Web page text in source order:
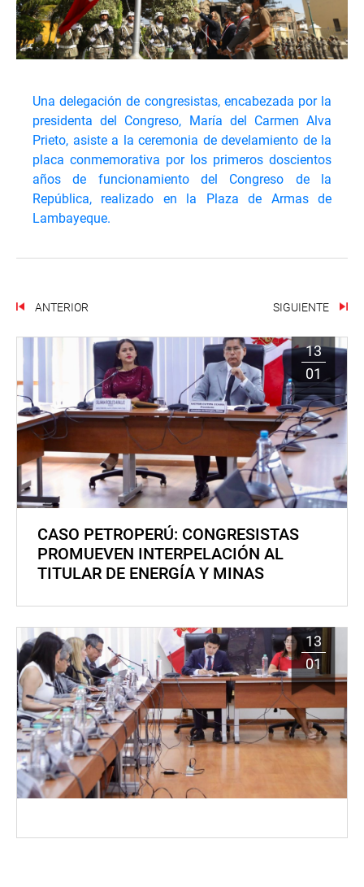
Una delegación de congresistas, encabezada por la
presidenta del Congreso, María del Carmen Alva
Prieto, asiste a la ceremonia de develamiento de la
placa conmemorativa por los primeros doscientos
años de funcionamiento del Congreso de la
República, realizado en la Plaza de Armas de
Lambayeque.
ANTERIOR SIGUIENTE
13
01
CASO PETROPERÚ: CONGRESISTAS
PROMUEVEN INTERPELACIÓN AL
TITULAR DE ENERGÍA Y MINAS
13
01